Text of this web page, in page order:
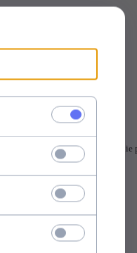
betonowe), podgrzewanie